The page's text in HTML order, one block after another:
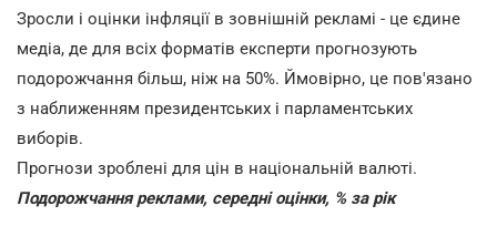
Зросли і оцінки інфляції в зовнішній рекламі - це єдине
медіа, де для всіх форматів експерти прогнозують
подорожчання більш, ніж на 50%. Ймовірно, це пов'язано
з наближенням президентських і парламентських
виборів.
Прогнози зроблені для цін в національній валюті.
Подорожчання реклами, середні оцінки, % за рік